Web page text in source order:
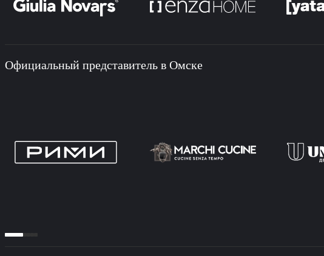
Официальный представитель в Омске